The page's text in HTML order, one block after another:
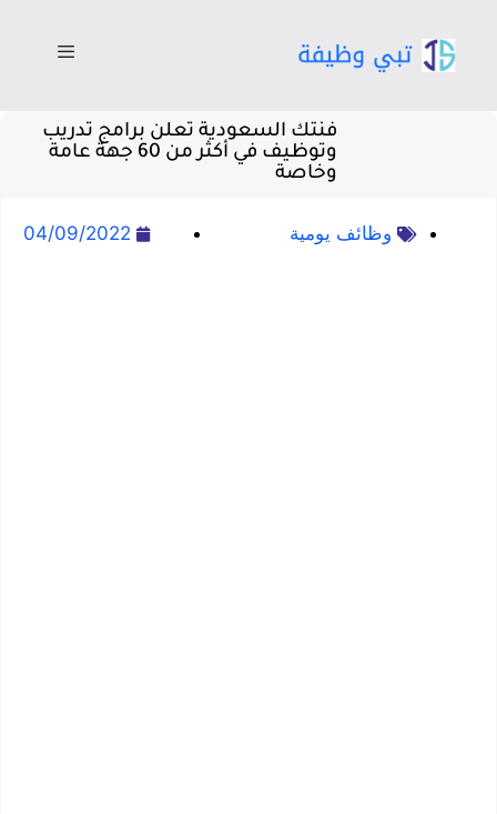
فنتك السعودية تعلن برامج تدريب
وتوظيف في أكثر من 60 جهة عامة
وخاصة
وظائف يومية 04/09/2022